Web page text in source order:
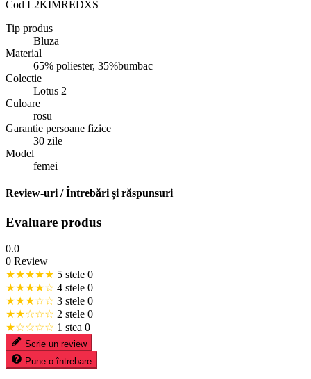
Cod L2KIMREDXS
Tip produs
Bluza
Material
65% poliester, 35%bumbac
Colectie
Lotus 2
Culoare
rosu
Garantie persoane fizice
30 zile
Model
femei
Review-uri / Întrebări și răspunsuri
Evaluare produs
0.0
0 Review
★★★★★ 5 stele 0
★★★★☆ 4 stele 0
★★★☆☆ 3 stele 0
★★☆☆☆ 2 stele 0
★☆☆☆☆ 1 stea 0
Scrie un review
Pune o întrebare